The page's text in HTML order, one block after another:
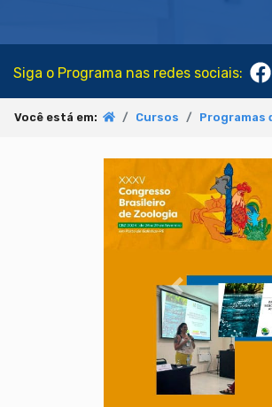
Siga o Programa nas redes sociais:
Você está em: Cursos Programas
Anterior